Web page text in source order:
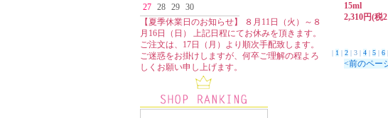
27 28 29 30
【夏季休業日のお知らせ】 ８月11日（火）～８
月16日（日） 上記日程にてお休みを頂きます。
ご注文は、17日（月）より順次手配致します。
ご迷惑をお掛けしますが、何卒ご理解の程よろ
しくお願い申し上げます。
15ml
2,310円(税
| 1 | 2 | 3 | 4 | 5 | 6 |
<前のペー